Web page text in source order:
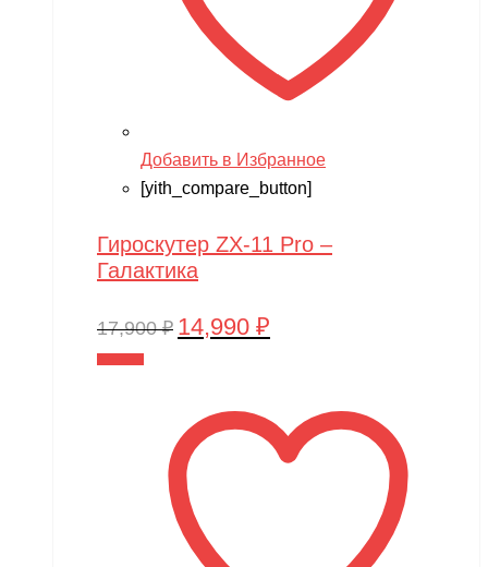
Добавить в Избранное
[yith_compare_button]
Гироскутер ZX-11 Pro –
Галактика
17,900₽ Первоначальная
17,900 ₽.
14,990 ₽